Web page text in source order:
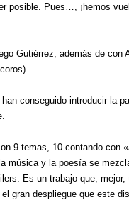
posible. Pues…, ¡hemos
Gutiérrez, además de
conseguido introducir la
9 temas, 10 contando con
música y la poesía se
Es un trabajo que,
gran despliegue que este